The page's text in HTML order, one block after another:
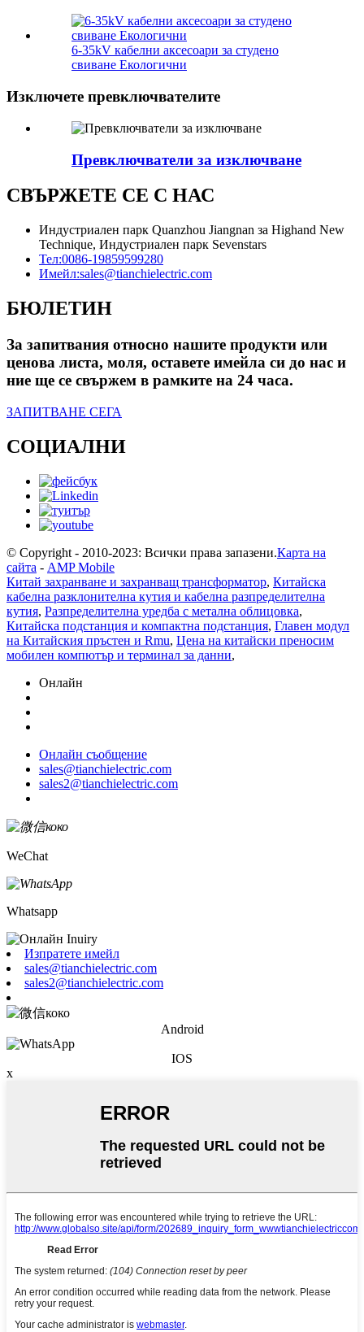
6-35kV кабелни аксесоари за студено
свиване Екологични
Изключете превключвателите
Превключватели за изключване
СВЪРЖЕТЕ СЕ С НАС
Индустриален парк Quanzhou Jiangnan за Highand New
Technique, Индустриален парк Sevenstars
Тел:0086-19859599280
Имейл:sales@tianchielectric.com
БЮЛЕТИН
За запитвания относно нашите продукти или
ценова листа, моля, оставете имейла си до нас и
ние ще се свържем в рамките на 24 часа.
ЗАПИТВАНЕ СЕГА
СОЦИАЛНИ
© Copyright - 2010-2023: Всички права запазени.Карта на
сайта - AMP Mobile
Китай захранване и захранващ трансформатор, Китайска
кабелна разклонителна кутия и кабелна разпределителна
кутия, Разпределителна уредба с метална облицовка,
Китайска подстанция и компактна подстанция, Главен модул
на Китайския пръстен и Rmu, Цена на китайски преносим
мобилен компютър и терминал за данни,
Онлайн
Онлайн съобщение
sales@tianchielectric.com
sales2@tianchielectric.com
WeChat
Whatsapp
Изпратете имейл
sales@tianchielectric.com
sales2@tianchielectric.com
Android
IOS
x